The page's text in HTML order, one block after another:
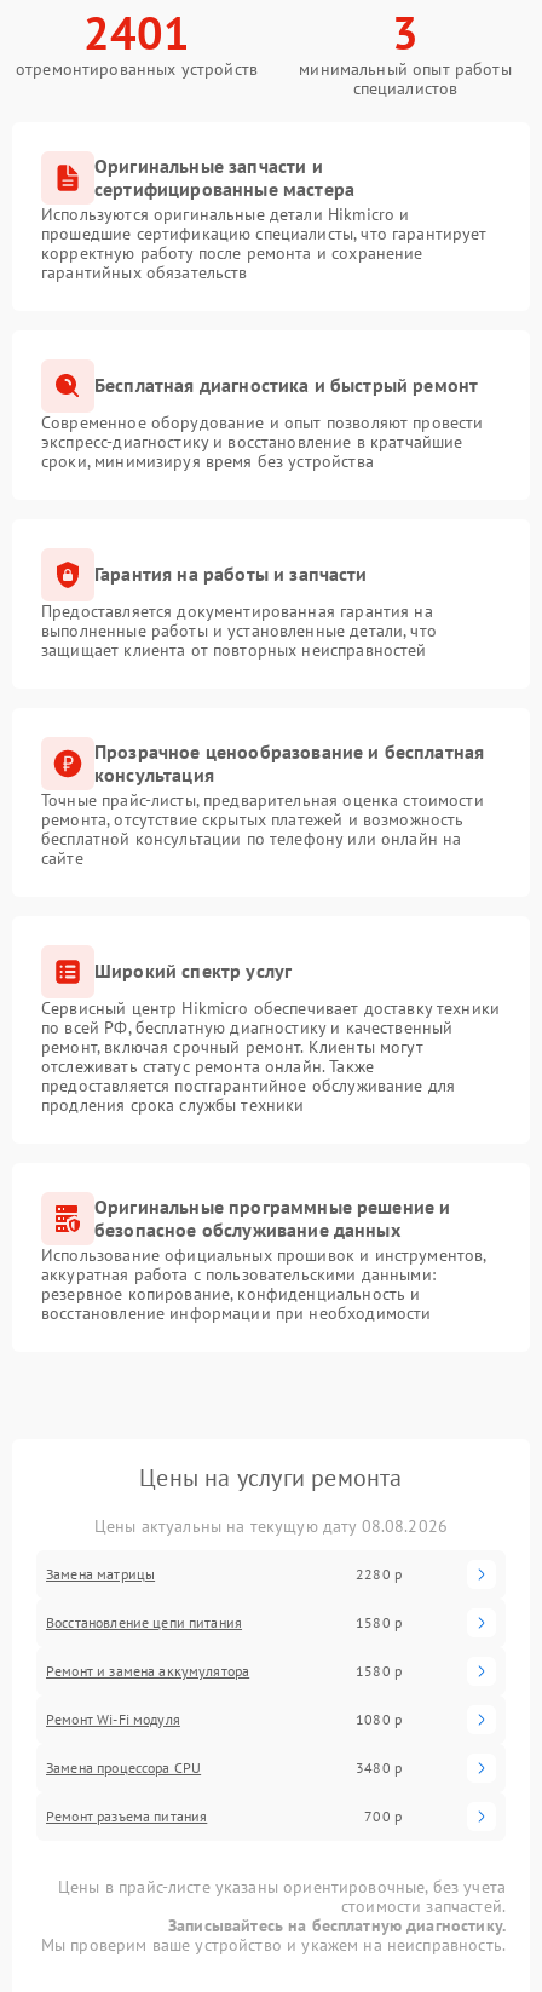
2401
отремонтированных устройств
3
минимальный опыт работы
специалистов
Оригинальные запчасти и
сертифицированные мастера
Используются оригинальные детали Hikmicro и
прошедшие сертификацию специалисты, что гарантирует
корректную работу после ремонта и сохранение
гарантийных обязательств
Бесплатная диагностика и быстрый ремонт
Современное оборудование и опыт позволяют провести
экспресс-диагностику и восстановление в кратчайшие
сроки, минимизируя время без устройства
Гарантия на работы и запчасти
Предоставляется документированная гарантия на
выполненные работы и установленные детали, что
защищает клиента от повторных неисправностей
Прозрачное ценообразование и бесплатная
консультация
Точные прайс-листы, предварительная оценка стоимости
ремонта, отсутствие скрытых платежей и возможность
бесплатной консультации по телефону или онлайн на
сайте
Широкий спектр услуг
Сервисный центр Hikmicro обеспечивает доставку техники
по всей РФ, бесплатную диагностику и качественный
ремонт, включая срочный ремонт. Клиенты могут
отслеживать статус ремонта онлайн. Также
предоставляется постгарантийное обслуживание для
продления срока службы техники
Оригинальные программные решение и
безопасное обслуживание данных
Использование официальных прошивок и инструментов,
аккуратная работа с пользовательскими данными:
резервное копирование, конфиденциальность и
восстановление информации при необходимости
Цены на услуги ремонта
Цены актуальны на текущую дату 08.08.2026
Замена матрицы 2280 р
Восстановление цепи питания 1580 р
Ремонт и замена аккумулятора 1580 р
Ремонт Wi-Fi модуля 1080 р
Замена процессора CPU 3480 р
Ремонт разъема питания 700 р
Цены в прайс-листе указаны ориентировочные, без учета
стоимости запчастей.
Записывайтесь на бесплатную диагностику.
Мы проверим ваше устройство и укажем на неисправность.